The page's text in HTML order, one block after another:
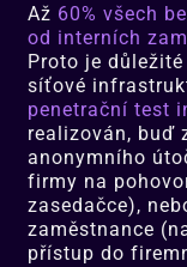
Až 60% všech
od interních
Proto je
síťové
penetrační test
realizován, buď
anonymního
firmy na
zasedačce),
zaměstnance
přístup do